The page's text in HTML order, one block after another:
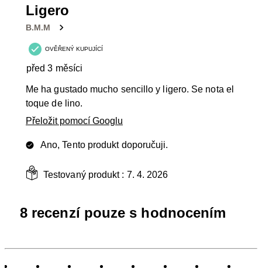
Ligero
B.M.M
OVĚŘENÝ KUPUJÍCÍ
před 3 měsíci
Me ha gustado mucho sencillo y ligero. Se nota el
toque de lino.
Přeložit pomocí Googlu
Ano, Tento produkt doporučuji.
Testovaný produkt : 7. 4. 2026
8 recenzí pouze s hodnocením